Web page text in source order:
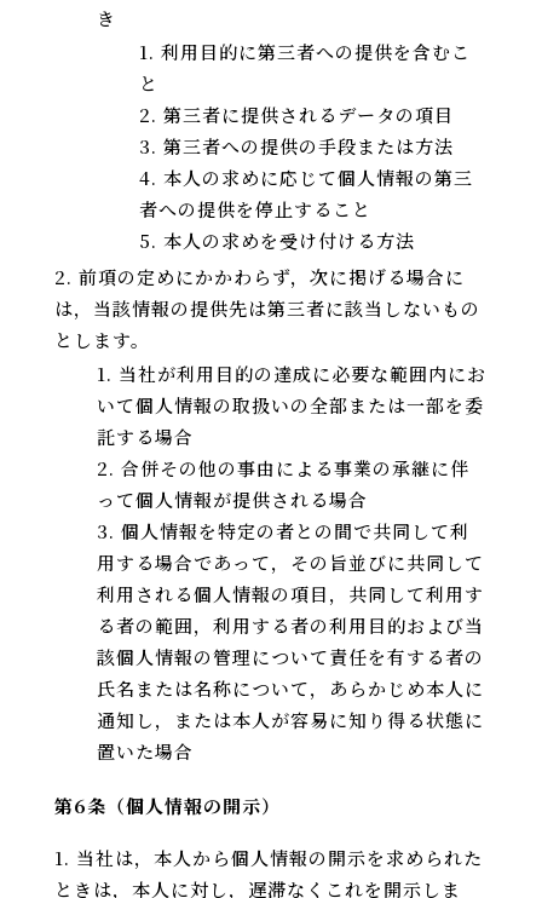
き
利用目的に第三者への提供を含むこ
と
第三者に提供されるデータの項目
第三者への提供の手段または方法
本人の求めに応じて個人情報の第三
者への提供を停止すること
本人の求めを受け付ける方法
前項の定めにかかわらず，次に掲げる場合に
は，当該情報の提供先は第三者に該当しないもの
とします。
当社が利用目的の達成に必要な範囲内にお
いて個人情報の取扱いの全部または一部を委
託する場合
合併その他の事由による事業の承継に伴
って個人情報が提供される場合
個人情報を特定の者との間で共同して利
用する場合であって，その旨並びに共同して
利用される個人情報の項目，共同して利用す
る者の範囲，利用する者の利用目的および当
該個人情報の管理について責任を有する者の
氏名または名称について，あらかじめ本人に
通知し，または本人が容易に知り得る状態に
置いた場合
第6条（個人情報の開示）
当社は，本人から個人情報の開示を求められた
ときは，本人に対し，遅滞なくこれを開示しま